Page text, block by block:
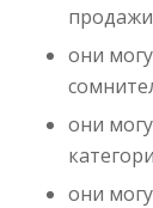
они
они
они